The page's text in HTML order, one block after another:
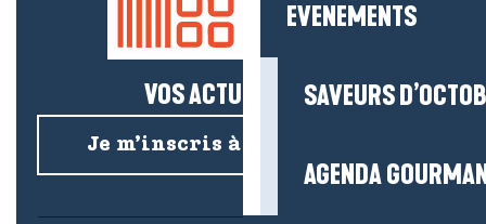
EVENEMENTS
SAVEURS
AGENDA
VOS ACTUS SALÉES !
Je m’inscris à la newsletter